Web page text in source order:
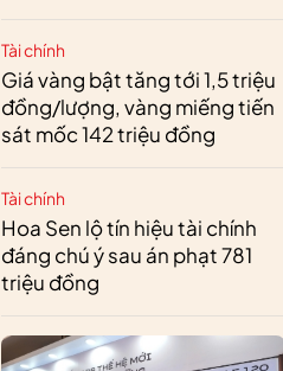
Tài chính
Giá vàng bật tăng tới 1,5 triệu
đồng/lượng, vàng miếng tiến
sát mốc 142 triệu đồng
Tài chính
Hoa Sen lộ tín hiệu tài chính
đáng chú ý sau án phạt 781
triệu đồng